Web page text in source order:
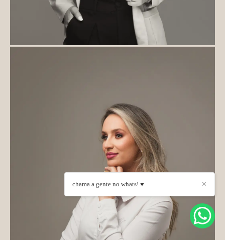
✕
chama a gente no whats! ♥